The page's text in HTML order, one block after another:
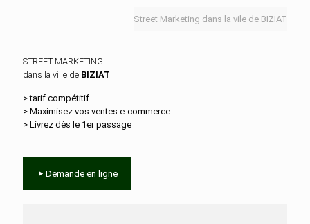
Street Marketing dans la vile de BIZIAT
STREET MARKETING
dans la ville de BIZIAT
> tarif compétitif
> Maximisez vos ventes e‑commerce
> Livrez dès le 1er passage
Demande en ligne